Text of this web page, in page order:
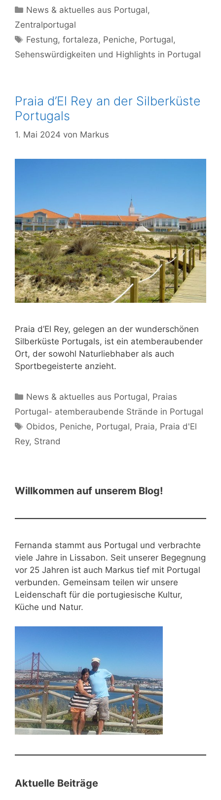
Kategorien
News & aktuelles aus Portugal,
Zentralportugal
Schlagwörter
Festung,fortaleza, Peniche, Portugal,
Sehenswürdigkeiten und Highlights in Portugal
Praia d’El Rey an der Silberküste
Portugals
1. Mai 2024 von Markus
Praia d’El Rey, gelegen an der wunderschönen
Silberküste Portugals, ist ein atemberaubender
Ort, der sowohl Naturliebhaber als auch
Sportbegeisterte anzieht.
Kategorien
News & aktuelles aus Portugal, Praias
Portugal- atemberaubende Strände in Portugal
Schlagwörter
Obidos, Peniche, Portugal, Praia, Praia d'El
Rey, Strand
Willkommen auf unserem Blog!
Fernanda stammt aus Portugal und verbrachte
viele Jahre in Lissabon. Seit unserer Begegnung
vor 25 Jahren ist auch Markus tief mit Portugal
verbunden. Gemeinsam teilen wir unsere
Leidenschaft für die portugiesische Kultur,
Küche und Natur.
Aktuelle Beiträge